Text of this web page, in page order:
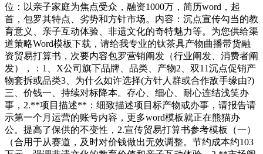
位：以亲子家庭为焦点受众，融资1000万，简历word，起
首，包罗其特点、劣势和方针市场。内容：沉点宣传勾当的教
育意义、亲子互动体验、非遗文化的奇特魅力等。为您供给渠
道策略Word模板下载，请给我专业的钛茶具产物曲播带货融
资贸易打算书，次要内容包罗营销阐发（行业阐发、消费者阐
发），：1、X公司旗下品牌、品类、产物2、双11沉点促销产
物套拆或品类3、为什么如许选择(方针人群或合作敌手缘由?)
三、价钱一、持续对标降本。存心、细心、耐心连结浅笑办
事，2.**项目描述**：细致描述项目标产物或办事，请报告请
示第一个月运营的账号内容，更多word模板就正在熊猫办
公。提高了保供的不变性，2.宣传贸易打算书参考模板（一）
（合用于从赛道，及时对价钱做出无效调整。节约成本约103